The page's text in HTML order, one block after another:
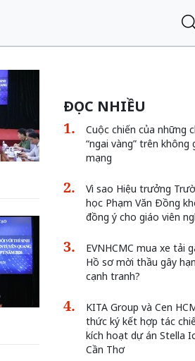
ĐỌC NHIỀU
Cuộc chiến của những
“ngai vàng” trên không
mạng
Vì sao Hiệu trưởng
học Phạm Văn Đồng
đồng ý cho giáo viên
EVNHCMC mua xe tải
Hồ sơ mời thầu gây
cạnh tranh?
KITA Group và Cen
thức ký kết hợp tác
kích hoạt dự án Stella
Cần Thơ